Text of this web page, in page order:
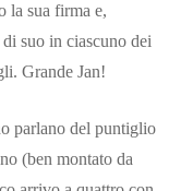
la sua firma e,
suo in ciascuno dei
Grande Jan!
parlano del puntiglio
(ben montato da